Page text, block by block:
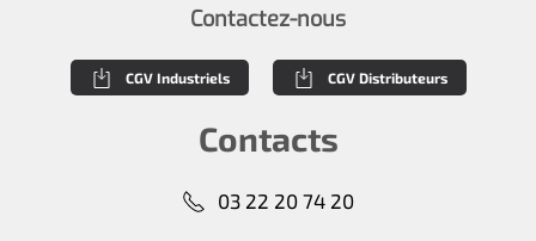
Contactez-nous
CGV Industriels CGV Distributeurs
Contacts
03 22 20 74 20